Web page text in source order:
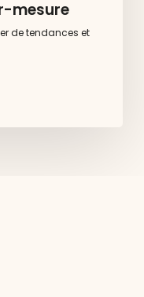
mesure
de tendances et